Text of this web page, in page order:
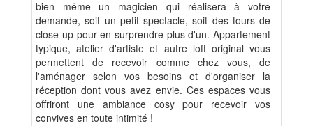
bien même un magicien qui réalisera à votre
demande, soit un petit spectacle, soit des tours de
close-up pour en surprendre plus d'un. Appartement
typique, atelier d'artiste et autre loft original vous
permettent de recevoir comme chez vous, de
l'aménager selon vos besoins et d'organiser la
réception dont vous avez envie. Ces espaces vous
offriront une ambiance cosy pour recevoir vos
convives en toute intimité !